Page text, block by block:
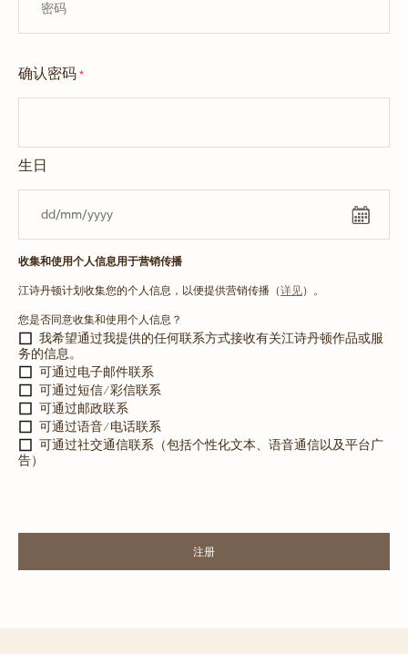
确认密码 *
生日
收集和使用个人信息用于营销传播
江诗丹顿计划收集您的个人信息，以便提供营销传播（详见）。
您是否同意收集和使用个人信息？
我希望通过我提供的任何联系方式接收有关江诗丹顿作品或服
务的信息。
可通过电子邮件联系
可通过短信/彩信联系
可通过邮政联系
可通过语音/电话联系
可通过社交通信联系（包括个性化文本、语音通信以及平台广
告）